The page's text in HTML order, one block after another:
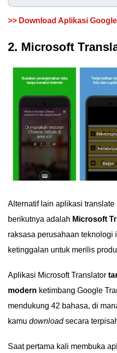
>> Download Aplikasi
2. Microsoft
Alternatif lain aplikasi
berikutnya adalah Microsoft
raksasa perusahaan teknologi
ketinggalan untuk merilis
Aplikasi Microsoft Translator
modern ketimbang Google
mendukung 42 bahasa, di
kamu downloadsecara
Saat pertama kali membuka